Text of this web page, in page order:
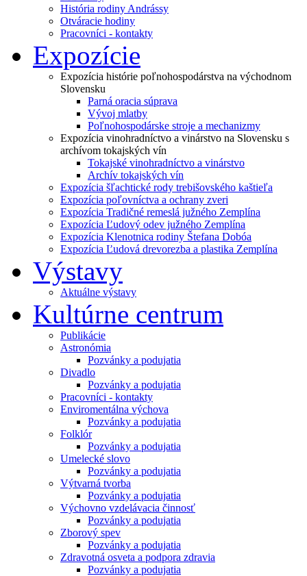
História rodiny Andrássy
Otváracie hodiny
Pracovníci - kontakty
Expozície
Expozícia histórie poľnohospodárstva na východnom
Slovensku
Parná oracia súprava
Vývoj mlatby
Poľnohospodárske stroje a mechanizmy
Expozícia vinohradníctvo a vinárstvo na Slovensku s
archívom tokajských vín
Tokajské vinohradníctvo a vinárstvo
Archív tokajských vín
Expozícia šľachtické rody trebišovského kaštieľa
Expozícia poľovníctva a ochrany zveri
Expozícia Tradičné remeslá južného Zemplína
Expozícia Ľudový odev južného Zemplína
Expozícia Klenotnica rodiny Štefana Dobóa
Expozícia Ľudová drevorezba a plastika Zemplína
Výstavy
Aktuálne výstavy
Kultúrne centrum
Publikácie
Astronómia
Pozvánky a podujatia
Divadlo
Pozvánky a podujatia
Pracovníci - kontakty
Enviromentálna výchova
Pozvánky a podujatia
Folklór
Pozvánky a podujatia
Umelecké slovo
Pozvánky a podujatia
Výtvarná tvorba
Pozvánky a podujatia
Výchovno vzdelávacia činnosť
Pozvánky a podujatia
Zborový spev
Pozvánky a podujatia
Zdravotná osveta a podpora zdravia
Pozvánky a podujatia